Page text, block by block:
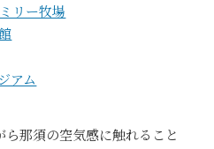
リー牧場
アム
那須の空気感に触れること